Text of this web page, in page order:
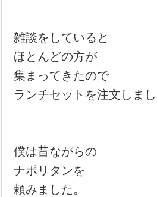
雑談をしていると
ほとんどの方が
集まってきたので
ランチセットを注文しまし
僕は昔ながらの
ナポリタンを
頼みました。